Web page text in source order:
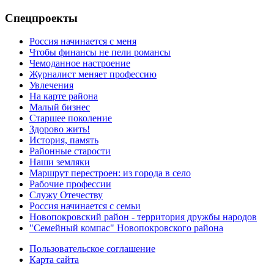
Спецпроекты
Россия начинается с меня
Чтобы финансы не пели романсы
Чемоданное настроение
Журналист меняет профессию
Увлечения
На карте района
Малый бизнес
Старшее поколение
Здорово жить!
История, память
Районные старости
Наши земляки
Маршрут перестроен: из города в село
Рабочие профессии
Служу Отечеству
Россия начинается с семьи
Новопокровский район - территория дружбы народов
"Семейный компас" Новопокровского района
Пользовательское соглашение
Карта сайта